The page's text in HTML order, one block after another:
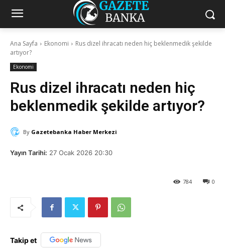
Ana Sayfa Ekonomi
Rus dizel ihracatı neden hiç beklenmedik şekilde
artıyor?
Ekonomi
Rus dizel ihracatı neden hiç
beklenmedik şekilde artıyor?
By Gazetebanka Haber Merkezi
Yayın Tarihi: 27 Ocak 2026 20:30
0
784
Takip et